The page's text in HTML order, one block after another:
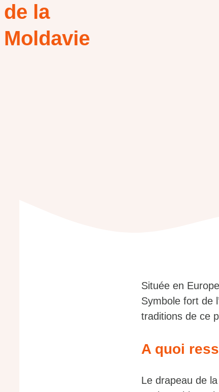
de la
Moldavie
Située en
Symbole fort de
traditions de ce
A quoi
Le drapeau de